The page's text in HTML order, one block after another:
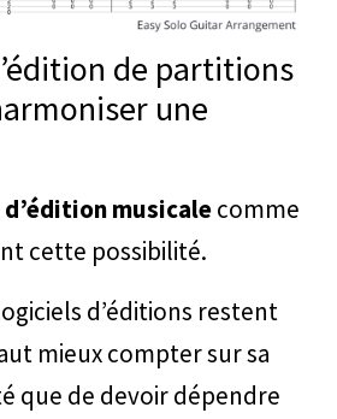
de partitions
une
musicalecomme
cette possibilité.
d’éditions restent
mieux compter sur sa
que de devoir dépendre